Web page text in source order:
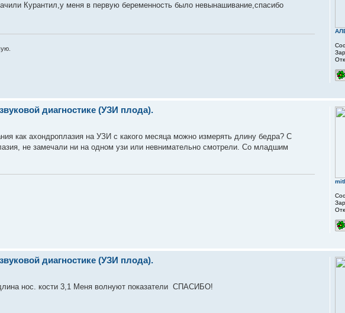
Курантил,у меня в первую беременность было невынашивание,спасибо
диагностике (УЗИ плода).
как ахондроплазия на УЗИ с какого месяца можно измерять длину бедра? С
не замечали ни на одном узи или невнимательно смотрели. Со младшим
диагностике (УЗИ плода).
нос. кости 3,1 Меня волнуют показатели СПАСИБО!